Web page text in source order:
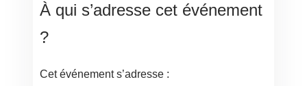
À qui s’adresse cet événement
?
Cet événement s’adresse :